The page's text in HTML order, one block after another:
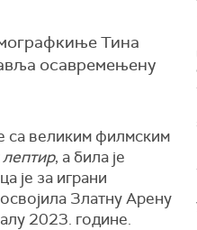
Тина
осавремењену
са великим филмским
, а била је
је за играни
Златну Арену
2023. године.